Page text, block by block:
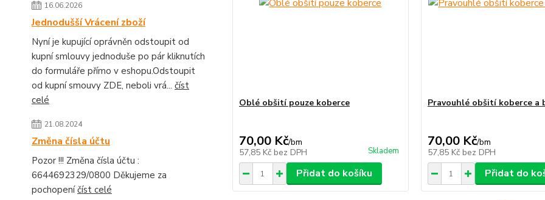
16.06.2026
Jednodušší Vrácení zboží
Nyní je kupující oprávněn odstoupit od
kupní smlouvy jednoduše po pár kliknutích
do formuláře přímo v eshopu.Odstoupit
od kupní smouvy ZDE, neboli vrá... číst
celé
21.08.2024
Změna čísla účtu
Pozor !!! Změna čísla účtu :
6644692329/0800 Děkujeme za
pochopeníčíst celé
Oblé obšití pouze koberce
70,00 Kč/bm
57,85 Kč bez DPH Skladem
Přidat do košíku
Pravouhlé obšití koberce a
70,00 Kč/bm
57,85 Kč bez DPH
Přidat do